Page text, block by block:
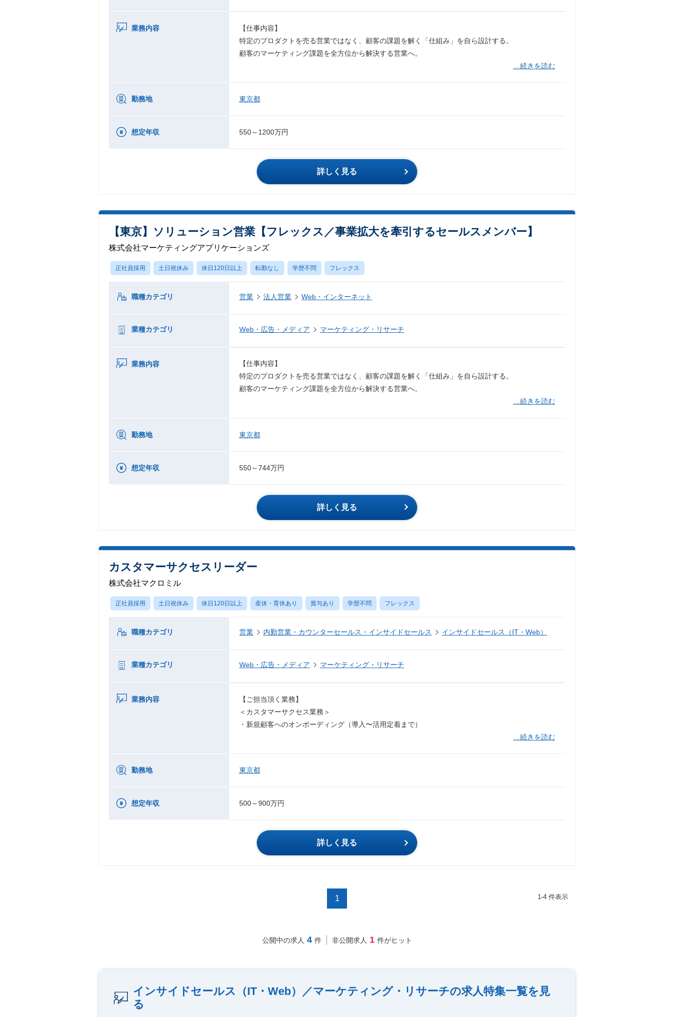
業務内容
【仕事内容】
特定のプロダクトを売る営業ではなく、顧客の課題を解く「仕組み」を自ら設計する。
顧客のマーケティング課題を全方位から解決する営業へ。
…続きを読む
勤務地 東京都
想定年収 550～1200万円
詳しく見る
【東京】ソリューション営業【フレックス／事業拡大を牽引するセールスメンバー】
株式会社マーケティングアプリケーションズ
正社員採用 土日祝休み 休日120日以上 転勤なし 学歴不問 フレックス
職種カテゴリ 営業 法人営業 Web・インターネット
業種カテゴリ Web・広告・メディア マーケティング・リサーチ
業務内容
【仕事内容】
特定のプロダクトを売る営業ではなく、顧客の課題を解く「仕組み」を自ら設計する。
顧客のマーケティング課題を全方位から解決する営業へ。
…続きを読む
勤務地 東京都
想定年収 550～744万円
詳しく見る
カスタマーサクセスリーダー
株式会社マクロミル
正社員採用 土日祝休み 休日120日以上 産休・育休あり 賞与あり 学歴不問 フレックス
職種カテゴリ 営業 内勤営業・カウンターセールス・インサイドセールス インサイドセールス（IT・Web）
業種カテゴリ Web・広告・メディア マーケティング・リサーチ
業務内容
【ご担当頂く業務】
＜カスタマーサクセス業務＞
・新規顧客へのオンボーディング（導入〜活用定着まで）
…続きを読む
勤務地 東京都
想定年収 500～900万円
詳しく見る
1 1-4 件表示
公開中の求人 4 件 非公開求人 1 件がヒット
インサイドセールス（IT・Web）／マーケティング・リサーチの求人特集一覧を見
る